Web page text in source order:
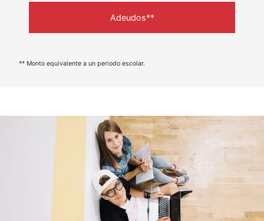
Adeudos**
** Monto equivalente a un periodo escolar.